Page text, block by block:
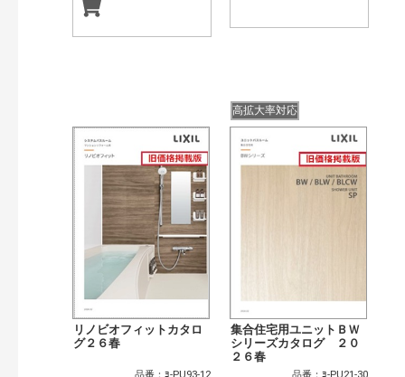
リノビオフィットカタロ
グ２６春
高拡大率対応
集合住宅用ユニットＢＷ
シリーズカタログ ２０
２６春